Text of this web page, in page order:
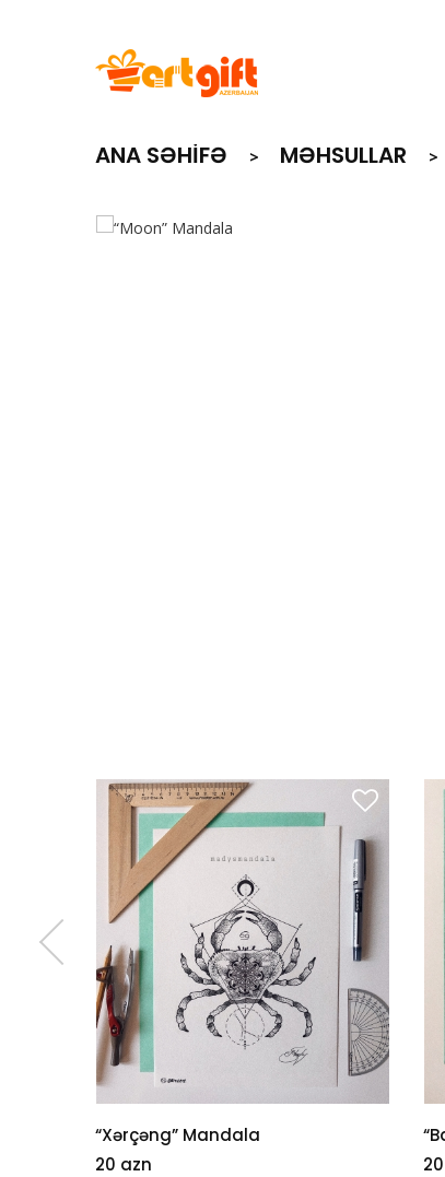
ANA SƏHIFƏ MƏHSULLAR
“Xərçəng” Mandala
20 azn